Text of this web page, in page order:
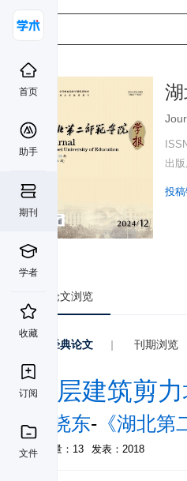
首页
助手
期刊
学者
收藏
订阅
文件
出
投
论文浏览
经典论文 | 刊期浏览
高层建筑剪
武晓东- 《湖北第
被引量：13 发表：2018